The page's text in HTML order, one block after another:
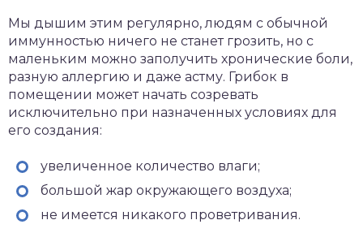
Мы дышим этим регулярно, людям с обычной
иммунностью ничего не станет грозить, но с
маленьким можно заполучить хронические боли,
разную аллергию и даже астму. Грибок в
помещении может начать созревать
исключительно при назначенных условиях для
его создания:
увеличенное количество влаги;
большой жар окружающего воздуха;
не имеется никакого проветривания.